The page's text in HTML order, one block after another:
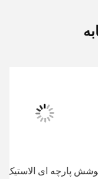
ای الاستیک